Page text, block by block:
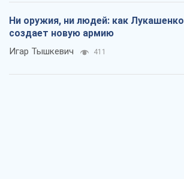
Ни оружия, ни людей: как Лукашенко
создает новую армию
Игар Тышкевич 411